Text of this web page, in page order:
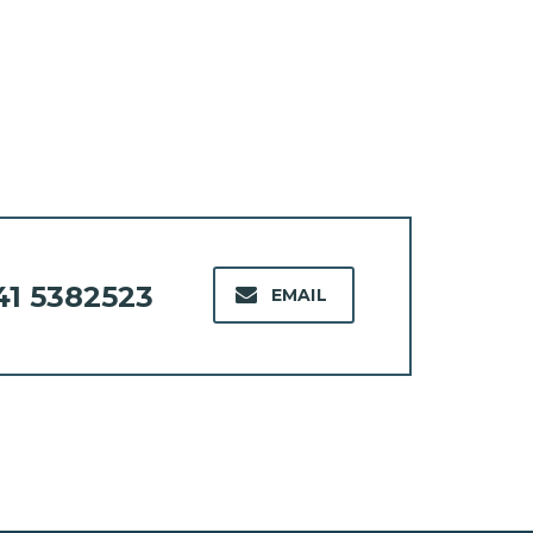
EMAIL
5382523